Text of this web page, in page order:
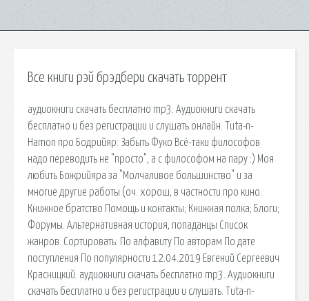
Все книги рэй брэдбери скачать торрент
аудиокниги скачать бесплатно mp3. Аудиокниги скачать
бесплатно и без регистрации и слушать онлайн. Tuta-n-
Hamon про Бодрийяр: Забыть Фуко Всё-таки философов
надо переводить не "просто", а с философом на пару :) Моя
любить Божрийяра за "Молчаливое большинство" и за
многие другие работы (оч. хорош, в частности про кино.
Книжное братство Помощь и контакты; Книжная полка; Блоги;
Форумы. Альтернативная история, попаданцы Список
жанров. Сортировать: По алфавиту По авторам По дате
поступления По популярности 12.04.2019 Евгений Сергеевич
Красницкий. аудиокниги скачать бесплатно mp3. Аудиокниги
скачать бесплатно и без регистрации и слушать. Tuta-n-